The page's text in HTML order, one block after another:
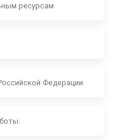
ресурсам
Федерации